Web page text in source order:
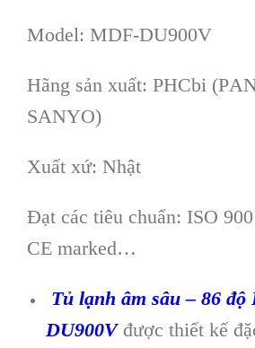
Model: MDF-DU900V
Hãng sản xuất: PHCbi (P
SANYO)
Xuất xứ: Nhật
Đạt các tiêu chuẩn: ISO
CE marked…
Tủ lạnh âm sâu – 86
DU900V được thiết kế